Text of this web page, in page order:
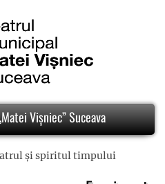
Vișniec” Suceava
şi spiritul timpului